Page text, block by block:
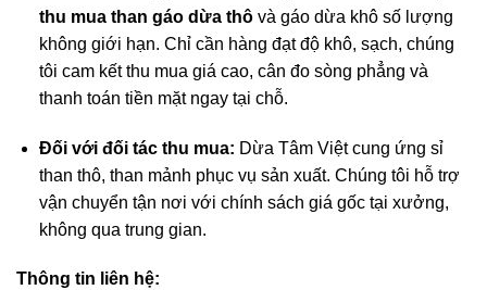
thu mua than gáo dừa thôvà gáo dừa khô số lượng
không giới hạn. Chỉ cần hàng đạt độ khô, sạch, chúng
tôi cam kết thu mua giá cao, cân đo sòng phẳng và
thanh toán tiền mặt ngay tại chỗ.
Đối với đối tác thu mua: Dừa Tâm Việt cung ứng sỉ
than thô, than mảnh phục vụ sản xuất. Chúng tôi hỗ trợ
vận chuyển tận nơi với chính sách giá gốc tại xưởng,
không qua trung gian.
Thông tin liên hệ: